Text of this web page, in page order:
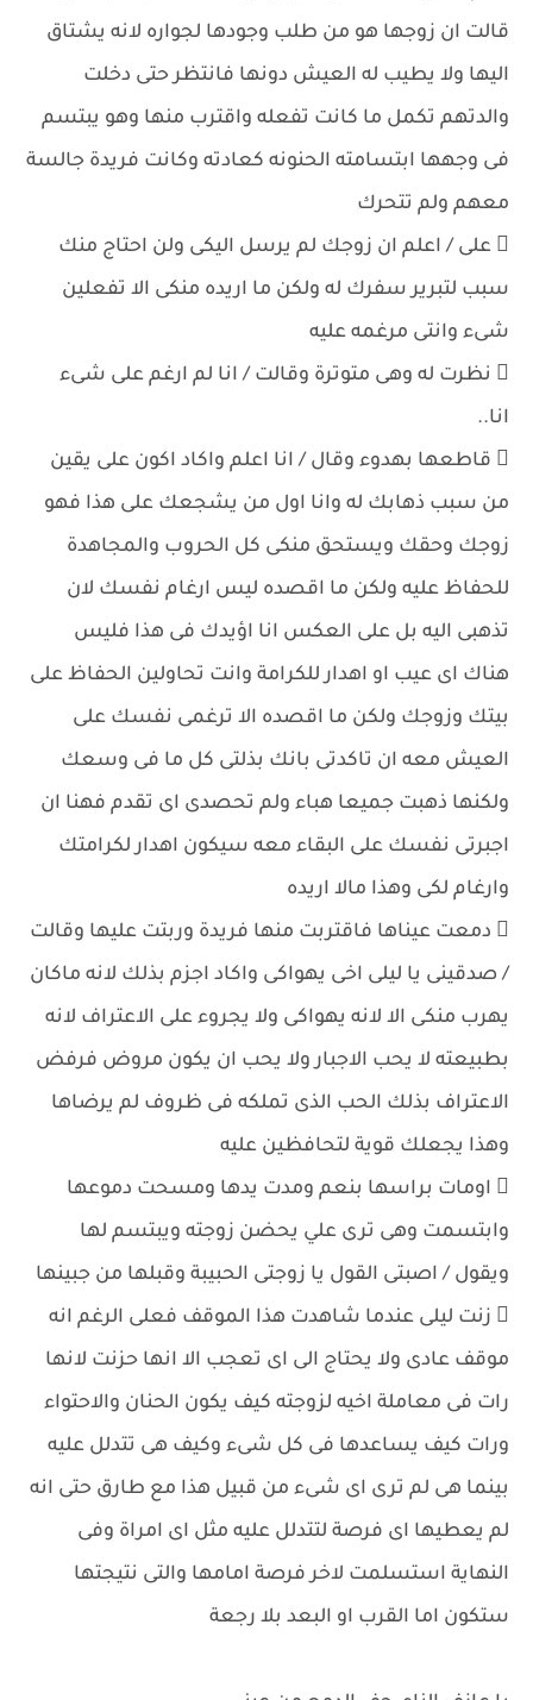
قالت ان زوجها هو من طلب وجودها لجواره لانه يشتاق
اليها ولا يطيب له العيش دونها فانتظر حتى دخلت
والدتهم تكمل ما كانت تفعله واقترب منها وهو يبتسم
فى وجهها ابتسامته الحنونه كعادته وكانت فريدة جالسة
معهم ولم تتحرك
 على / اعلم ان زوجك لم يرسل اليكى ولن احتاج منك
سبب لتبرير سفرك له ولكن ما اريده منكى الا تفعلين
شىء وانتى مرغمه عليه
 نظرت له وهى متوترة وقالت / انا لم ارغم على شىء
انا..
 قاطعها بهدوء وقال / انا اعلم واكاد اكون على يقين
من سبب ذهابك له وانا اول من يشجعك على هذا فهو
زوجك وحقك ويستحق منكى كل الحروب والمجاهدة
للحفاظ عليه ولكن ما اقصده ليس ارغام نفسك لان
تذهبى اليه بل على العكس انا اؤيدك فى هذا فليس
هناك اى عيب او اهدار للكرامة وانت تحاولين الحفاظ على
بيتك وزوجك ولكن ما اقصده الا ترغمى نفسك على
العيش معه ان تاكدتى بانك بذلتى كل ما فى وسعك
ولكنها ذهبت جميعا هباء ولم تحصدى اى تقدم فهنا ان
اجبرتى نفسك على البقاء معه سيكون اهدار لكرامتك
وارغام لكى وهذا مالا اريده
 دمعت عيناها فاقتربت منها فريدة وربتت عليها وقالت
/ صدقينى يا ليلى اخى يهواكى واكاد اجزم بذلك لانه ماكان
يهرب منكى الا لانه يهواكى ولا يجروء على الاعتراف لانه
بطبيعته لا يحب الاجبار ولا يحب ان يكون مروض فرفض
الاعتراف بذلك الحب الذى تملكه فى ظروف لم يرضاها
وهذا يجعلك قوية لتحافظين عليه
 اومات براسها بنعم ومدت يدها ومسحت دموعها
وابتسمت وهى ترى علي يحضن زوجته ويبتسم لها
ويقول / اصبتى القول يا زوجتى الحبيبة وقبلها من جبينها
 زنت ليلى عندما شاهدت هذا الموقف فعلى الرغم انه
موقف عادى ولا يحتاج الى اى تعجب الا انها حزنت لانها
رات فى معاملة اخيه لزوجته كيف يكون الحنان والاحتواء
ورات كيف يساعدها فى كل شىء وكيف هى تتدلل عليه
بينما هى لم ترى اى شىء من قبيل هذا مع طارق حتى انه
لم يعطيها اى فرصة لتتدلل عليه مثل اى امراة وفى
النهاية استسلمت لاخر فرصة امامها والتى نتيجتها
ستكون اما القرب او البعد بلا رجعة